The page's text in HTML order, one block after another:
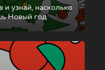
и узнай, насколько
Новый год